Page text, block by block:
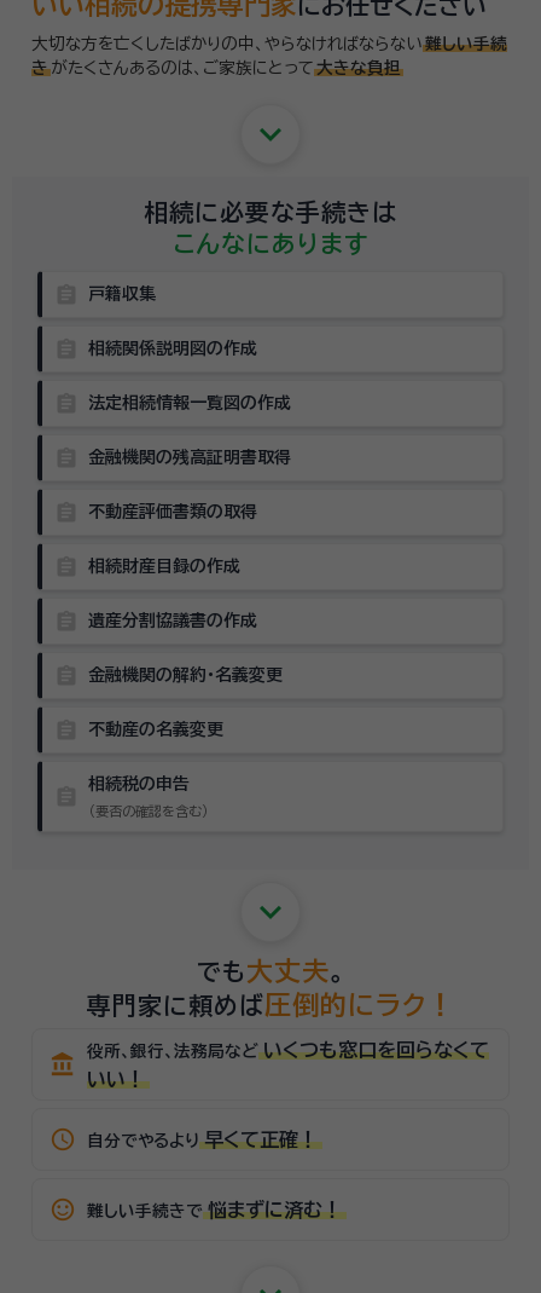
にお任せください
大切な方を亡くしたばかりの中、やらなければならない 難しい手続
き がたくさんあるのは、 ご家族にとって 大きな負担
keyboard_arrow_down
相続に必要な手続きは
こんなにあります
戸籍収集
相続関係説明図の作成
法定相続情報一覧図の作成
金融機関の残高証明書取得
不動産評価書類の取得
相続財産目録の作成
遺産分割協議書の作成
金融機関の解約・名義変更
不動産の名義変更
相続税の申告
（要否の確認を含む）
keyboard_arrow_down
でも 大丈夫。
専門家に頼めば圧倒的にラク！
account_balance 役所、銀行、法務局など いくつも窓口を回らなくて
いい！
schedule 自分でやるより 早くて正確！
sentiment_satisfied_alt 難しい手続きで 悩まずに済む！